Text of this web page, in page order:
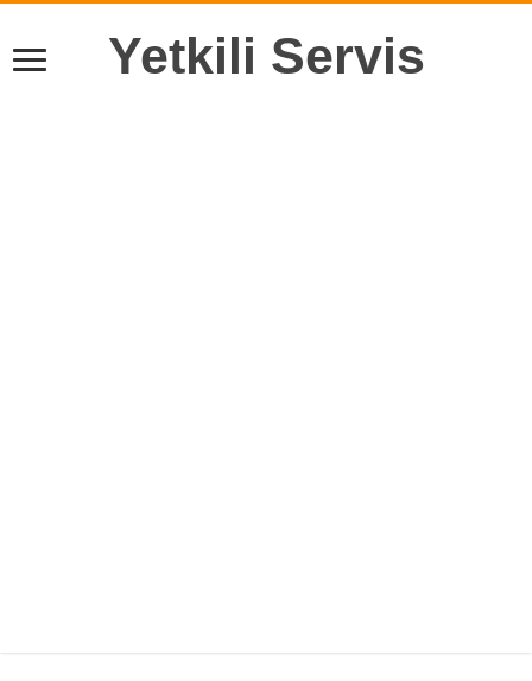
Yetkili Servis